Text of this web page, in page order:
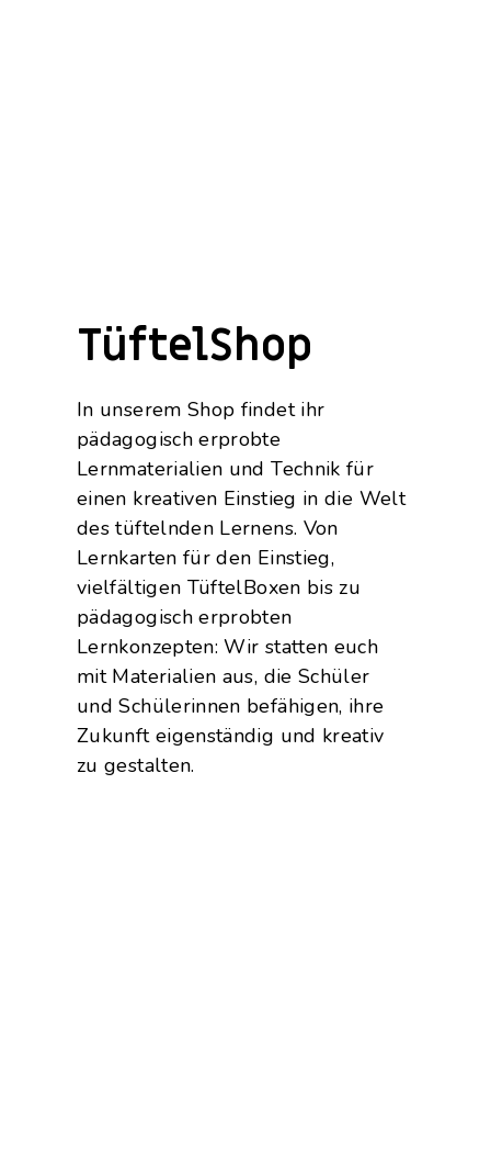
TüftelShop
In unserem Shop findet ihr
pädagogisch erprobte
Lernmaterialien und Technik für
einen kreativen Einstieg in die Welt
des tüftelnden Lernens. Von
Lernkarten für den Einstieg,
vielfältigen TüftelBoxen bis zu
pädagogisch erprobten
Lernkonzepten: Wir statten euch
mit Materialien aus, die Schüler
und Schülerinnen befähigen, ihre
Zukunft eigenständig und kreativ
zu gestalten.